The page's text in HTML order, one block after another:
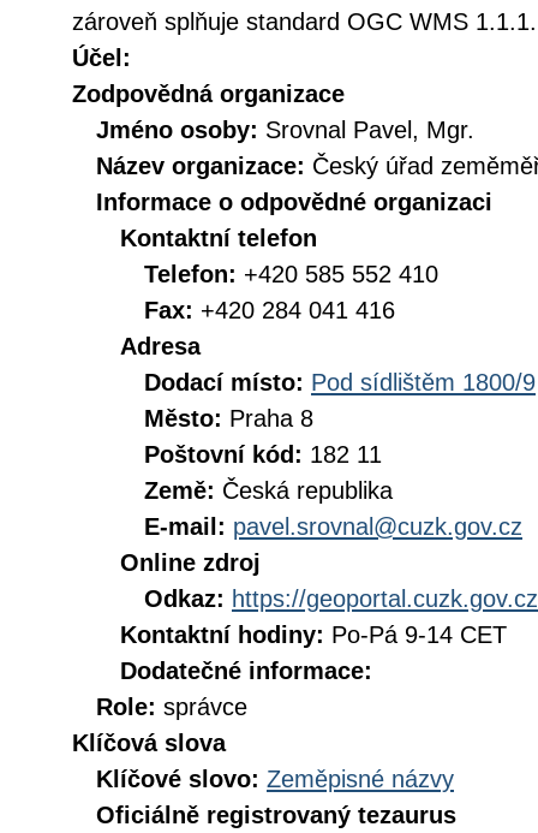
zároveň splňuje standard OGC WMS
Účel:
Zodpovědná organizace
Jméno osoby: Srovnal Pavel, Mgr.
Název organizace: Český úřad
Informace o odpovědné organizaci
Kontaktní telefon
Telefon: +420 585 552 410
Fax: +420 284 041 416
Adresa
Dodací místo: Pod sídlištěm 1800/9
Město: Praha 8
Poštovní kód: 182 11
Země: Česká republika
E-mail: pavel.srovnal@cuzk.gov.cz
Online zdroj
Odkaz: https://geoportal.cuzk.gov.cz
Kontaktní hodiny: Po-Pá 9-14 CET
Dodatečné informace:
Role: správce
Klíčová slova
Klíčové slovo: Zeměpisné názvy
Oficiálně registrovaný tezaurus